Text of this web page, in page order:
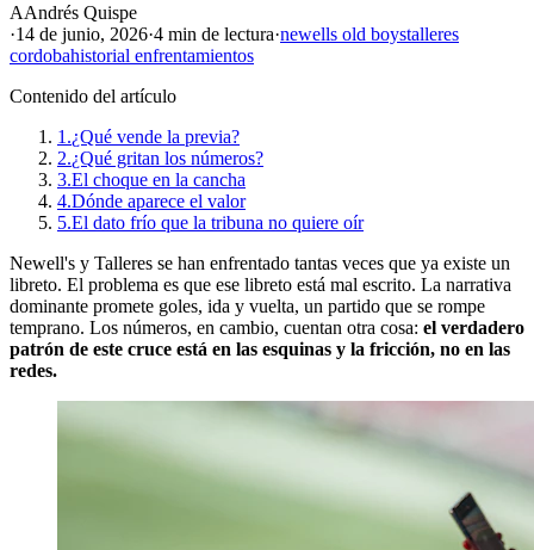
AAndrés Quispe
·14 de junio, 2026·4 min de lectura·newells old boystalleres
cordobahistorial enfrentamientos
Contenido del artículo
1.¿Qué vende la previa?
2.¿Qué gritan los números?
3.El choque en la cancha
4.Dónde aparece el valor
5.El dato frío que la tribuna no quiere oír
Newell's y Talleres se han enfrentado tantas veces que ya existe un
libreto. El problema es que ese libreto está mal escrito. La narrativa
dominante promete goles, ida y vuelta, un partido que se rompe
temprano. Los números, en cambio, cuentan otra cosa: el verdadero
patrón de este cruce está en las esquinas y la fricción, no en las
redes.